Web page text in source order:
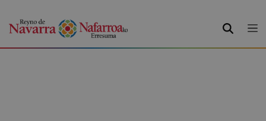
BILATU